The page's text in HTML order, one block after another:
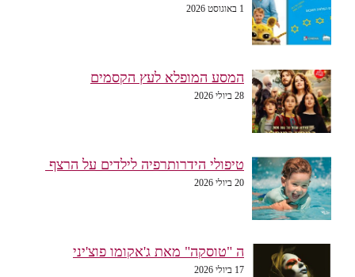
1 באוגוסט 2026
המסע המופלא לעץ הקסמים
28 ביולי 2026
טיפולי הידרותרפיה לילדים על הרצף
20 ביולי 2026
ה "טוסקה" מאת ג'אקומו פוצ'יני
17 ביולי 2026